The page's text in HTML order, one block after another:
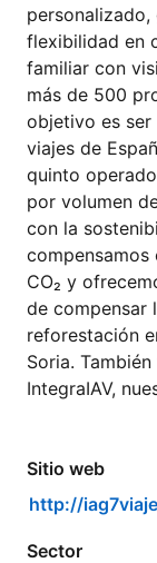
flexibilidad en
familiar con
más de 500
objetivo es ser
viajes de
quinto
por volumen
con la
compensamos
CO₂ y
de compensar
reforestación
Soria.
IntegraIAV,
Sitio web
http://
Sector